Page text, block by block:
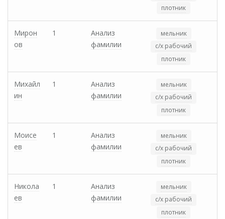
плотник
Мирон
ов
1
Анализ
фамилии
мельник
с/х рабочий
плотник
Михайл
ин
1
Анализ
фамилии
мельник
с/х рабочий
плотник
Моисе
ев
1
Анализ
фамилии
мельник
с/х рабочий
плотник
Никола
ев
1
Анализ
фамилии
мельник
с/х рабочий
плотник